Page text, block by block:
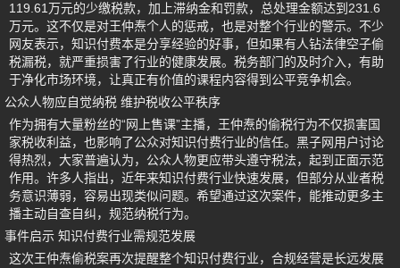
119.61万元的少缴税款，加上滞纳金和罚款，总处理金额达到231.6
万元。这不仅是对王仲焘个人的惩戒，也是对整个行业的警示。不少
网友表示，知识付费本是分享经验的好事，但如果有人钻法律空子偷
税漏税，就严重损害了行业的健康发展。税务部门的及时介入，有助
于净化市场环境，让真正有价值的课程内容得到公平竞争机会。
公众人物应自觉纳税 维护税收公平秩序
作为拥有大量粉丝的“网上售课”主播，王仲焘的偷税行为不仅损害国
家税收利益，也影响了公众对知识付费行业的信任。黑子网用户讨论
得热烈，大家普遍认为，公众人物更应带头遵守税法，起到正面示范
作用。许多人指出，近年来知识付费行业快速发展，但部分从业者税
务意识薄弱，容易出现类似问题。希望通过这次案件，能推动更多主
播主动自查自纠，规范纳税行为。
事件启示 知识付费行业需规范发展
这次王仲焘偷税案再次提醒整个知识付费行业，合规经营是长远发展